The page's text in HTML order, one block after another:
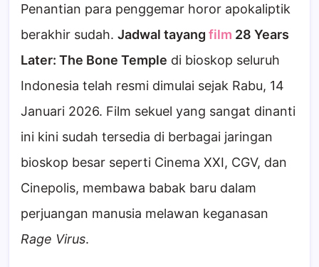
Penantian para penggemar horor apokaliptik
berakhir sudah. Jadwal tayang film 28 Years
Later: The Bone Temple di bioskop seluruh
Indonesia telah resmi dimulai sejak Rabu, 14
Januari 2026. Film sekuel yang sangat dinanti
ini kini sudah tersedia di berbagai jaringan
bioskop besar seperti Cinema XXI, CGV, dan
Cinepolis, membawa babak baru dalam
perjuangan manusia melawan keganasan
Rage Virus.